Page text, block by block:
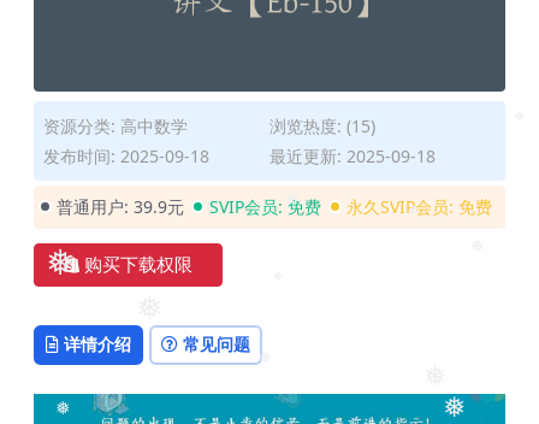
❅
❅
❅
资源分类: 高中数学
浏览热度: (15)
发布时间: 2025-09-18
最近更新: 2025-09-18
普通用户: 39.9元 SVIP会员: 免费 永久SVIP会员: 免费
购买下载权限
详情介绍 常见问题